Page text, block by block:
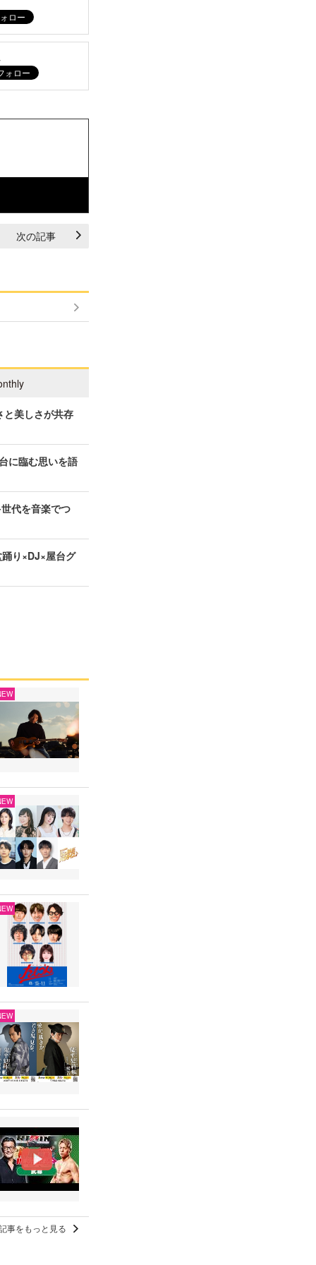
次の記事
美しさが共存
に臨む思いを語
代を音楽でつ
り×DJ×屋台グ
事をもっと見る